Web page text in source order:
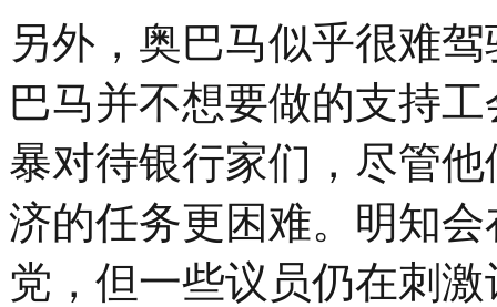
另外，奥巴马似乎很难
巴马并不想要做的支持
暴对待银行家们，尽管
济的任务更困难。明知
党，但一些议员仍在刺